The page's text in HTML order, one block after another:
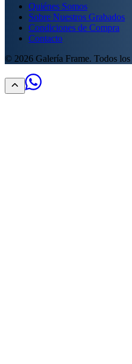
Quiénes Somos
Sobre Nuestros Grabados
Condiciones de Compra
Contacto
© 2026 Galería Frame. Todos los